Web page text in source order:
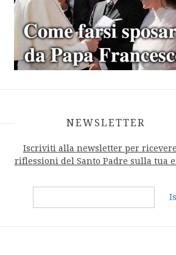
NEWSLETTER
Iscriviti alla newsletter per
riflessioni del Santo Padre sulla tua